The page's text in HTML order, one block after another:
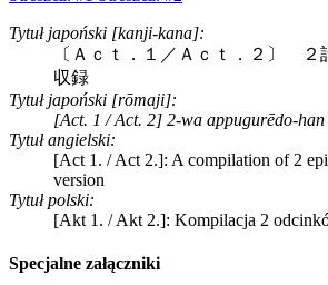
Tytuł japoński [kanji-kana]:
〔Ａｃｔ．１／Ａｃｔ．２〕 ２
収録
Tytuł japoński [rōmaji]:
[Act. 1 / Act. 2] 2-wa appugurēdo-han
Tytuł angielski:
[Act 1. / Act 2.]: A compilation of 2
version
Tytuł polski:
[Akt 1. / Akt 2.]: Kompilacja 2
Specjalne załączniki